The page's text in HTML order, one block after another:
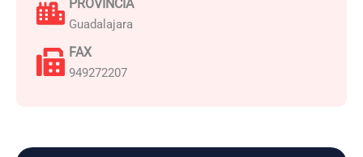
PROVINCIA
Guadalajara
FAX
949272207